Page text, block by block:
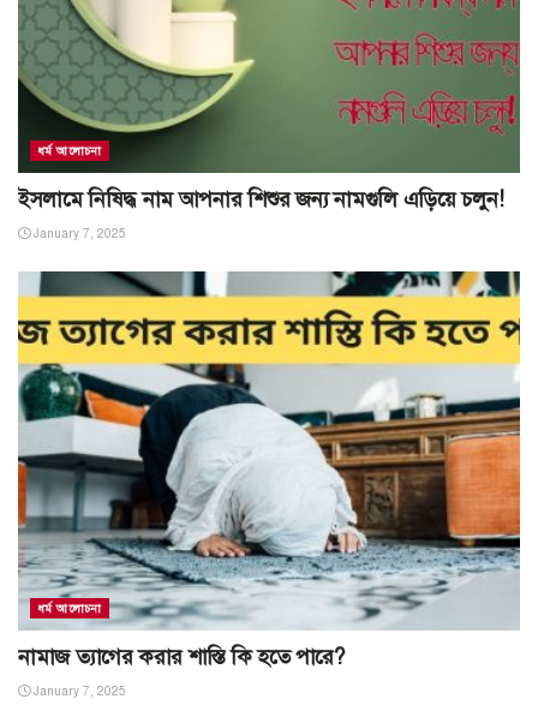
ধর্ম আলোচনা
ইসলামে নিষিদ্ধ নাম আপনার শিশুর জন্য নামগুলি এড়িয়ে চলুন!
January 7, 2025
ধর্ম আলোচনা
নামাজ ত্যাগের করার শাস্তি কি হতে পারে?
January 7, 2025